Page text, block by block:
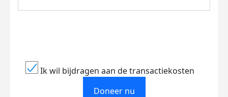
Ik wil bijdragen aan de transactiekosten
Doneer nu